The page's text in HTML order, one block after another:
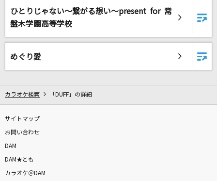
[良音]バイマイメロディー
学生街の喫茶店
ガロ
GLAY
[生音]長い髪
ひとりじゃない～繋がる想い～present for 常
盤木学園高等学校
めぐり愛
カラオケ検索 「DUFF」の詳細
サイトマップ
お問い合わせ
DAM
DAM★とも
カラオケ＠DAM